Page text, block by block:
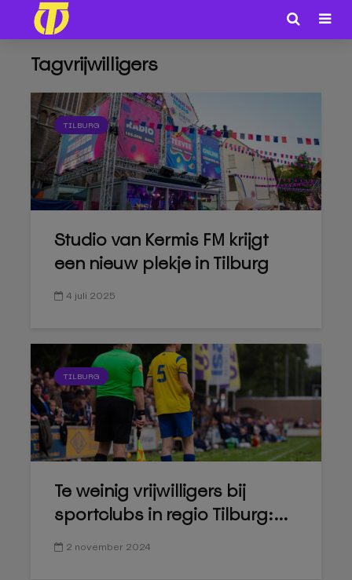
Tagvrijwilligers
TILBURG
Studio van Kermis FM krijgt
een nieuw plekje in Tilburg
4 juli 2025
TILBURG
Te weinig vrijwilligers bij
sportclubs in regio Tilburg:...
2 november 2024